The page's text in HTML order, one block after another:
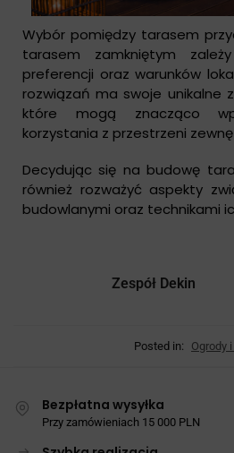
Wybór pomiędzy tarasem
tarasem zamkniętym
preferencji oraz warunków
rozwiązań ma swoje unikalne
które mogą znacząco
korzystania z przestrzeni
Decydując się na budowę
również rozważyć aspekty
budowlanymi oraz technikami
Zespół Dekin
Posted in: Ogrody
Bezpłatna wysyłka
Przy zamówieniach 15 000 PLN